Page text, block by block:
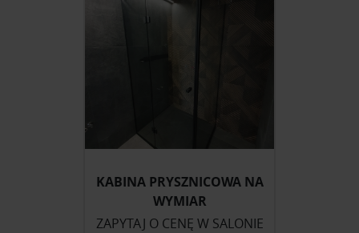
KABINA PRYSZNICOWA NA
WYMIAR
ZAPYTAJ O CENĘ W SALONIE